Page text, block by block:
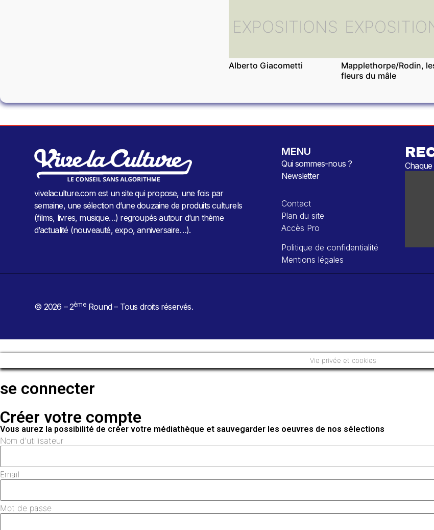
EXPOSITIONS
Alberto Giacometti
Mapplethorpe/Rodin,
fleurs du mâle
vivelaculture.com est un site qui propose, une fois par
semaine, une sélection d’une douzaine de produits culturels
(films, livres, musique…) regroupés autour d’un thème
d’actualité (nouveauté, expo, anniversaire…).
MENU
Qui sommes-nous ?
Newsletter
Contact
Plan du site
Accès Pro
Politique de confidentialité
Mentions légales
© 2026 – 2èmeRound – Tous droits réservés.
Vie privée et cookies
se connecter
Créer votre compte
Vous aurez la possibilité de créer votre médiathèque et sauvegarder les oeuvres de nos sélections
Nom d'utilisateur
Email
Mot de passe